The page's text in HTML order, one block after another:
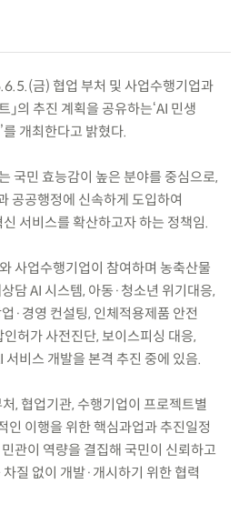
금) 협업 부처 및 사업수행기업과
」의 추진 계획을 공유하는‘AI 민생
개최한다고 밝혔다.
국민 효능감이 높은 분야를 중심으로,
공공행정에 신속하게 도입하여
서비스를 확산하고자 하는 정책임.
사업수행기업이 참여하며 농축산물
담 AI 시스템, 아동·청소년 위기대응,
·경영 컨설팅, 인체적용제품 안전
허가 사전진단, 보이스피싱 대응,
서비스 개발을 본격 추진 중에 있음.
, 협업기관, 수행기업이 프로젝트별
인 이행을 위한 핵심과업과 추진일정
관이 역량을 결집해 국민이 신뢰하고
질 없이 개발·개시하기 위한 협력